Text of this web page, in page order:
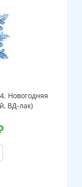
Новогодняя
ВД-лак)